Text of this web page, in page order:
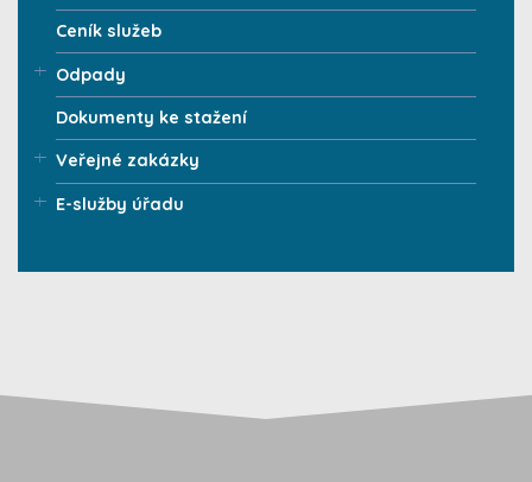
Ceník služeb
Odpady
Dokumenty ke stažení
Veřejné zakázky
E-služby úřadu